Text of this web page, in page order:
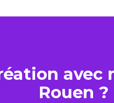
Rouen ?